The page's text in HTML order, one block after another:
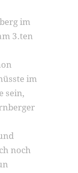
im
3.ten
im
sein,
noch